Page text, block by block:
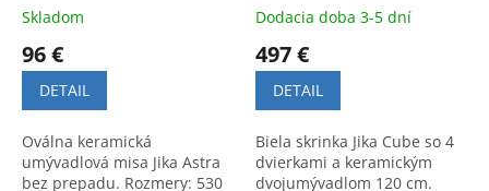
Skladom
96 €
DETAIL
Oválna keramická
umývadlová misa Jika Astra
bez prepadu. Rozmery: 530
Dodacia doba 3-5 dní
497 €
DETAIL
Biela skrinka Jika Cube so 4
dvierkami a keramickým
dvojumývadlom 120 cm.